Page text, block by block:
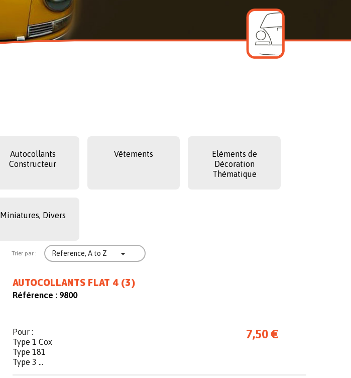
Autocollants
Constructeur
Vêtements
Eléments de
Décoration
Thématique
Miniatures, Divers
Trier par : Reference, A to Z 
AUTOCOLLANTS FLAT 4 (3)
Référence : 9800
Pour :
Type 1 Cox
Type 181
Type 3 ...
7,50 €